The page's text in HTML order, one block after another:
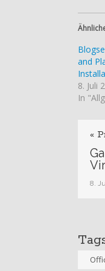
and
8. Juli
In
«
8.